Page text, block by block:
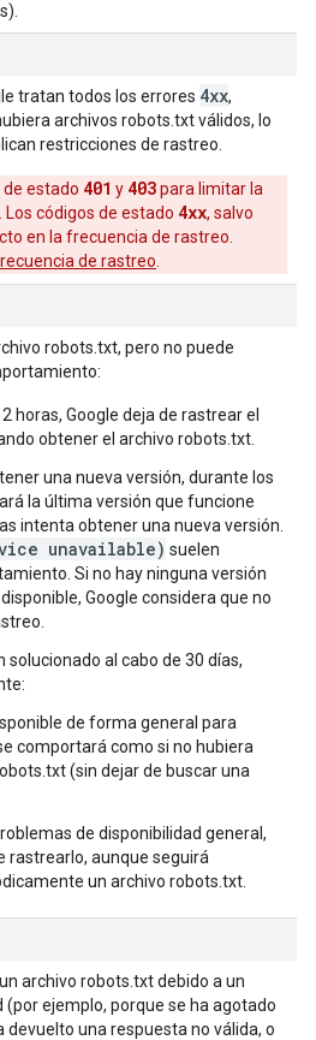
tratan todos los errores 4xx,
archivos robots.txt válidos, lo
restricciones de rastreo.
de estado 401 y 403para limitar la
códigos de estado 4xx, salvo
en la frecuencia de rastreo.
de rastreo
robots.txt, pero no puede
horas, Google deja de rastrear el
obtener el archivo robots.txt.
una nueva versión, durante los
la última versión que funcione
intenta obtener una nueva versión.
unavailable) suelen
Si no hay ninguna versión
Google considera que no
solucionado al cabo de 30 días,
de forma general para
comportará como si no hubiera
(sin dejar de buscar una
de disponibilidad general,
rastrearlo, aunque seguirá
un archivo robots.txt.
archivo robots.txt debido a un
(por ejemplo, porque se ha agotado
devuelto una respuesta no válida, o